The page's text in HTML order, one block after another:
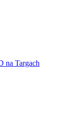
na Targach